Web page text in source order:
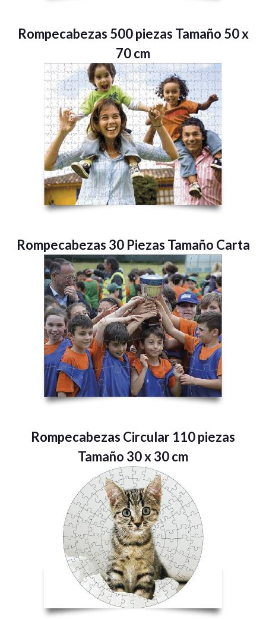
Rompecabezas 500 piezas Tamaño 50 x
70 cm
Rompecabezas 30 Piezas Tamaño Carta
Rompecabezas Circular 110 piezas
Tamaño 30 x 30 cm